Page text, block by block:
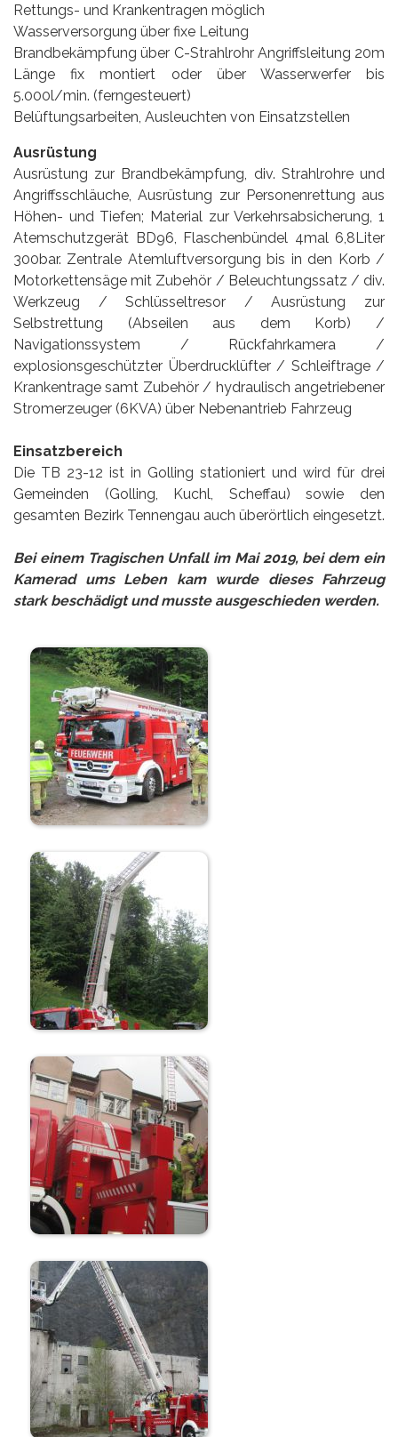
Rettungs- und Krankentragen möglich
Wasserversorgung über fixe Leitung
Brandbekämpfung über C-Strahlrohr Angriffsleitung 20m
Länge fix montiert oder über Wasserwerfer bis
5.000l/min. (ferngesteuert)
Belüftungsarbeiten, Ausleuchten von Einsatzstellen
Ausrüstung
Ausrüstung zur Brandbekämpfung, div. Strahlrohre und
Angriffsschläuche, Ausrüstung zur Personenrettung aus
Höhen- und Tiefen; Material zur Verkehrsabsicherung, 1
Atemschutzgerät BD96, Flaschenbündel 4mal 6,8Liter
300bar. Zentrale Atemluftversorgung bis in den Korb /
Motorkettensäge mit Zubehör / Beleuchtungssatz / div.
Werkzeug / Schlüsseltresor / Ausrüstung zur
Selbstrettung (Abseilen aus dem Korb) /
Navigationssystem / Rückfahrkamera /
explosionsgeschützter Überdrucklüfter / Schleiftrage /
Krankentrage samt Zubehör / hydraulisch angetriebener
Stromerzeuger (6KVA) über Nebenantrieb Fahrzeug
Einsatzbereich
Die TB 23-12 ist in Golling stationiert und wird für drei
Gemeinden (Golling, Kuchl, Scheffau) sowie den
gesamten Bezirk Tennengau auch überörtlich eingesetzt.
Bei einem Tragischen Unfall im Mai 2019, bei dem ein
Kamerad ums Leben kam wurde dieses Fahrzeug
stark beschädigt und musste ausgeschieden werden.